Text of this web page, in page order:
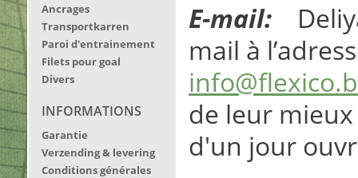
Ancrages
Transportkarren
Paroi d'entrainement
Filets pour goal
Divers
INFORMATIONS
Garantie
Verzending & levering
Conditions générales
E-mail:
mail à
de leur
d'un jour